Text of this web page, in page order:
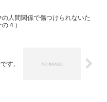
の人間関係で傷つけられないた
４）
す。